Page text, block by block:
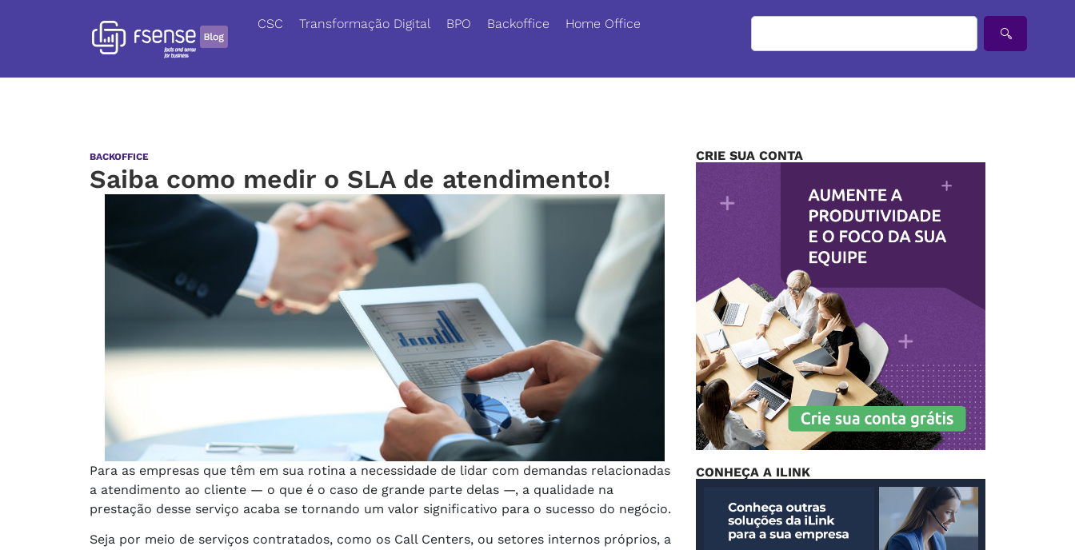
CSC Transformação Digital BPO Backoffice Home Office
BACKOFFICE
Saiba como medir o SLA de atendimento!
Para as empresas que têm em sua rotina a necessidade de lidar com demandas relacionadas
a atendimento ao cliente — o que é o caso de grande parte delas —, a qualidade na
prestação desse serviço acaba se tornando um valor significativo para o sucesso do negócio.
Seja por meio de serviços contratados, como os Call Centers, ou setores internos próprios, a
CRIE SUA CONTA
CONHEÇA A ILINK